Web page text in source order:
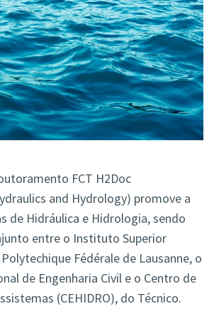
FCT H2Doc
and Hydrology) promove a
de Hidráulica e Hidrologia, sendo
entre o Instituto Superior
Fédérale de Lausanne, o
de Engenharia Civil e o Centro de
(CEHIDRO), do Técnico.